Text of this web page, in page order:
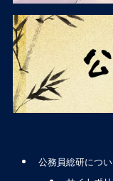
公務員総研につ